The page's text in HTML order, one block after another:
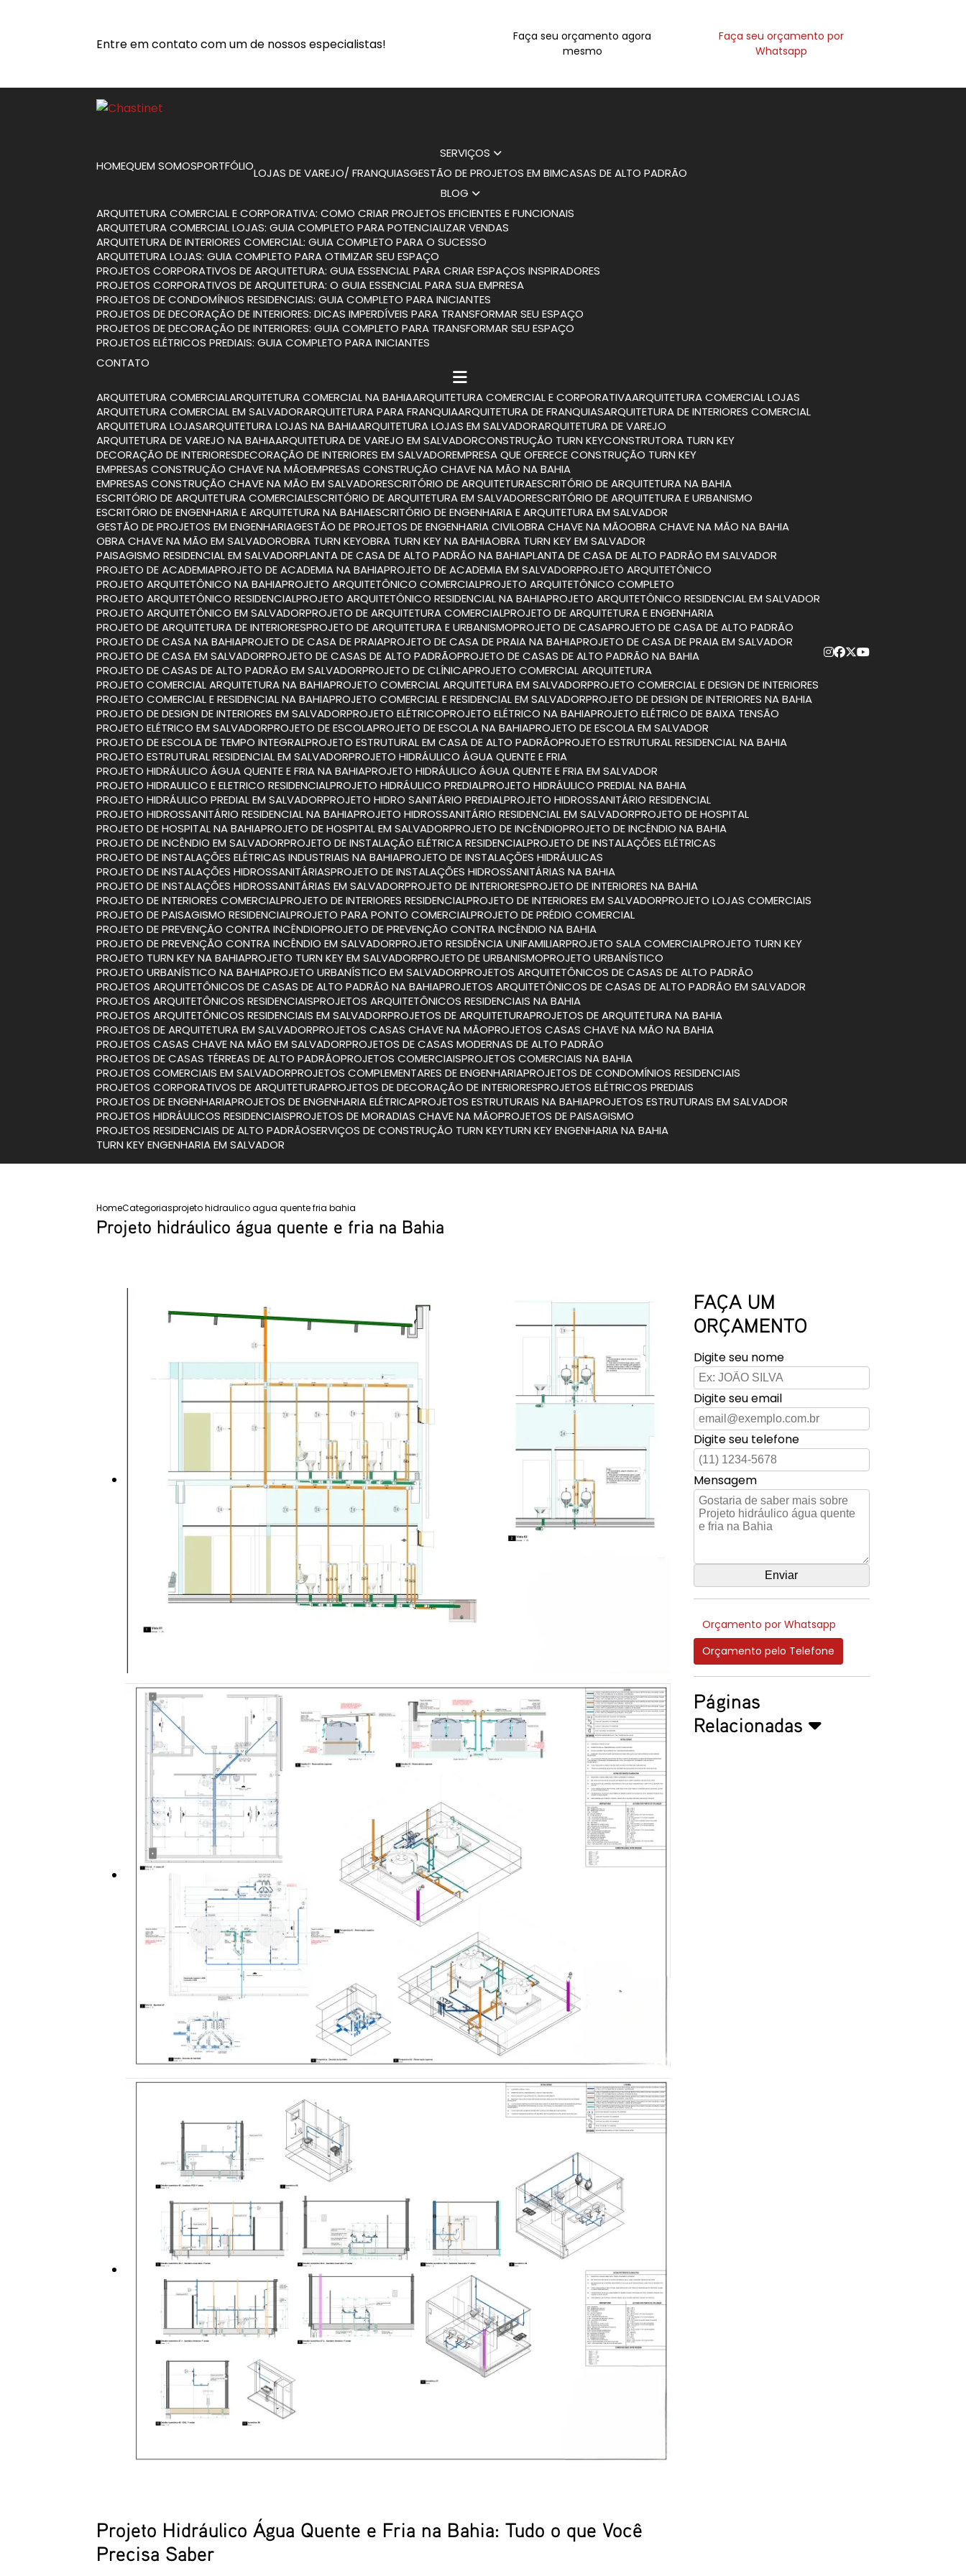
Entre em contato com um de nossos especialistas!
Faça seu orçamento agora
mesmo
Faça seu orçamento por
Whatsapp
HOME QUEM SOMOS PORTFÓLIO
SERVIÇOS
LOJAS DE VAREJO/ FRANQUIAS GESTÃO DE PROJETOS EM BIM CASAS DE ALTO PADRÃO
BLOG
ARQUITETURA COMERCIAL E CORPORATIVA: COMO CRIAR PROJETOS EFICIENTES E FUNCIONAIS
ARQUITETURA COMERCIAL LOJAS: GUIA COMPLETO PARA POTENCIALIZAR VENDAS
ARQUITETURA DE INTERIORES COMERCIAL: GUIA COMPLETO PARA O SUCESSO
ARQUITETURA LOJAS: GUIA COMPLETO PARA OTIMIZAR SEU ESPAÇO
PROJETOS CORPORATIVOS DE ARQUITETURA: GUIA ESSENCIAL PARA CRIAR ESPAÇOS INSPIRADORES
PROJETOS CORPORATIVOS DE ARQUITETURA: O GUIA ESSENCIAL PARA SUA EMPRESA
PROJETOS DE CONDOMÍNIOS RESIDENCIAIS: GUIA COMPLETO PARA INICIANTES
PROJETOS DE DECORAÇÃO DE INTERIORES: DICAS IMPERDÍVEIS PARA TRANSFORMAR SEU ESPAÇO
PROJETOS DE DECORAÇÃO DE INTERIORES: GUIA COMPLETO PARA TRANSFORMAR SEU ESPAÇO
PROJETOS ELÉTRICOS PREDIAIS: GUIA COMPLETO PARA INICIANTES
CONTATO
ARQUITETURA COMERCIAL ARQUITETURA COMERCIAL NA BAHIA ARQUITETURA COMERCIAL E CORPORATIVA ARQUITETURA COMERCIAL LOJAS
ARQUITETURA COMERCIAL EM SALVADOR ARQUITETURA PARA FRANQUIA ARQUITETURA DE FRANQUIAS ARQUITETURA DE INTERIORES COMERCIAL
ARQUITETURA LOJAS ARQUITETURA LOJAS NA BAHIA ARQUITETURA LOJAS EM SALVADOR ARQUITETURA DE VAREJO
ARQUITETURA DE VAREJO NA BAHIA ARQUITETURA DE VAREJO EM SALVADOR CONSTRUÇÃO TURN KEY CONSTRUTORA TURN KEY
DECORAÇÃO DE INTERIORES DECORAÇÃO DE INTERIORES EM SALVADOR EMPRESA QUE OFERECE CONSTRUÇÃO TURN KEY
EMPRESAS CONSTRUÇÃO CHAVE NA MÃO EMPRESAS CONSTRUÇÃO CHAVE NA MÃO NA BAHIA
EMPRESAS CONSTRUÇÃO CHAVE NA MÃO EM SALVADOR ESCRITÓRIO DE ARQUITETURA ESCRITÓRIO DE ARQUITETURA NA BAHIA
ESCRITÓRIO DE ARQUITETURA COMERCIAL ESCRITÓRIO DE ARQUITETURA EM SALVADOR ESCRITÓRIO DE ARQUITETURA E URBANISMO
ESCRITÓRIO DE ENGENHARIA E ARQUITETURA NA BAHIA ESCRITÓRIO DE ENGENHARIA E ARQUITETURA EM SALVADOR
GESTÃO DE PROJETOS EM ENGENHARIA GESTÃO DE PROJETOS DE ENGENHARIA CIVIL OBRA CHAVE NA MÃO OBRA CHAVE NA MÃO NA BAHIA
OBRA CHAVE NA MÃO EM SALVADOR OBRA TURN KEY OBRA TURN KEY NA BAHIA OBRA TURN KEY EM SALVADOR
PAISAGISMO RESIDENCIAL EM SALVADOR PLANTA DE CASA DE ALTO PADRÃO NA BAHIA PLANTA DE CASA DE ALTO PADRÃO EM SALVADOR
PROJETO DE ACADEMIA PROJETO DE ACADEMIA NA BAHIA PROJETO DE ACADEMIA EM SALVADOR PROJETO ARQUITETÔNICO
PROJETO ARQUITETÔNICO NA BAHIA PROJETO ARQUITETÔNICO COMERCIAL PROJETO ARQUITETÔNICO COMPLETO
PROJETO ARQUITETÔNICO RESIDENCIAL PROJETO ARQUITETÔNICO RESIDENCIAL NA BAHIA PROJETO ARQUITETÔNICO RESIDENCIAL EM SALVADOR
PROJETO ARQUITETÔNICO EM SALVADOR PROJETO DE ARQUITETURA COMERCIAL PROJETO DE ARQUITETURA E ENGENHARIA
PROJETO DE ARQUITETURA DE INTERIORES PROJETO DE ARQUITETURA E URBANISMO PROJETO DE CASA PROJETO DE CASA DE ALTO PADRÃO
PROJETO DE CASA NA BAHIA PROJETO DE CASA DE PRAIA PROJETO DE CASA DE PRAIA NA BAHIA PROJETO DE CASA DE PRAIA EM SALVADOR
PROJETO DE CASA EM SALVADOR PROJETO DE CASAS DE ALTO PADRÃO PROJETO DE CASAS DE ALTO PADRÃO NA BAHIA
PROJETO DE CASAS DE ALTO PADRÃO EM SALVADOR PROJETO DE CLÍNICA PROJETO COMERCIAL ARQUITETURA
PROJETO COMERCIAL ARQUITETURA NA BAHIA PROJETO COMERCIAL ARQUITETURA EM SALVADOR PROJETO COMERCIAL E DESIGN DE INTERIORES
PROJETO COMERCIAL E RESIDENCIAL NA BAHIA PROJETO COMERCIAL E RESIDENCIAL EM SALVADOR PROJETO DE DESIGN DE INTERIORES NA BAHIA
PROJETO DE DESIGN DE INTERIORES EM SALVADOR PROJETO ELÉTRICO PROJETO ELÉTRICO NA BAHIA PROJETO ELÉTRICO DE BAIXA TENSÃO
PROJETO ELÉTRICO EM SALVADOR PROJETO DE ESCOLA PROJETO DE ESCOLA NA BAHIA PROJETO DE ESCOLA EM SALVADOR
PROJETO DE ESCOLA DE TEMPO INTEGRAL PROJETO ESTRUTURAL EM CASA DE ALTO PADRÃO PROJETO ESTRUTURAL RESIDENCIAL NA BAHIA
PROJETO ESTRUTURAL RESIDENCIAL EM SALVADOR PROJETO HIDRÁULICO ÁGUA QUENTE E FRIA
PROJETO HIDRÁULICO ÁGUA QUENTE E FRIA NA BAHIA PROJETO HIDRÁULICO ÁGUA QUENTE E FRIA EM SALVADOR
PROJETO HIDRAULICO E ELETRICO RESIDENCIAL PROJETO HIDRÁULICO PREDIAL PROJETO HIDRÁULICO PREDIAL NA BAHIA
PROJETO HIDRÁULICO PREDIAL EM SALVADOR PROJETO HIDRO SANITÁRIO PREDIAL PROJETO HIDROSSANITÁRIO RESIDENCIAL
PROJETO HIDROSSANITÁRIO RESIDENCIAL NA BAHIA PROJETO HIDROSSANITÁRIO RESIDENCIAL EM SALVADOR PROJETO DE HOSPITAL
PROJETO DE HOSPITAL NA BAHIA PROJETO DE HOSPITAL EM SALVADOR PROJETO DE INCÊNDIO PROJETO DE INCÊNDIO NA BAHIA
PROJETO DE INCÊNDIO EM SALVADOR PROJETO DE INSTALAÇÃO ELÉTRICA RESIDENCIAL PROJETO DE INSTALAÇÕES ELÉTRICAS
PROJETO DE INSTALAÇÕES ELÉTRICAS INDUSTRIAIS NA BAHIA PROJETO DE INSTALAÇÕES HIDRÁULICAS
PROJETO DE INSTALAÇÕES HIDROSSANITÁRIAS PROJETO DE INSTALAÇÕES HIDROSSANITÁRIAS NA BAHIA
PROJETO DE INSTALAÇÕES HIDROSSANITÁRIAS EM SALVADOR PROJETO DE INTERIORES PROJETO DE INTERIORES NA BAHIA
PROJETO DE INTERIORES COMERCIAL PROJETO DE INTERIORES RESIDENCIAL PROJETO DE INTERIORES EM SALVADOR PROJETO LOJAS COMERCIAIS
PROJETO DE PAISAGISMO RESIDENCIAL PROJETO PARA PONTO COMERCIAL PROJETO DE PRÉDIO COMERCIAL
PROJETO DE PREVENÇÃO CONTRA INCÊNDIO PROJETO DE PREVENÇÃO CONTRA INCÊNDIO NA BAHIA
PROJETO DE PREVENÇÃO CONTRA INCÊNDIO EM SALVADOR PROJETO RESIDÊNCIA UNIFAMILIAR PROJETO SALA COMERCIAL PROJETO TURN KEY
PROJETO TURN KEY NA BAHIA PROJETO TURN KEY EM SALVADOR PROJETO DE URBANISMO PROJETO URBANÍSTICO
PROJETO URBANÍSTICO NA BAHIA PROJETO URBANÍSTICO EM SALVADOR PROJETOS ARQUITETÔNICOS DE CASAS DE ALTO PADRÃO
PROJETOS ARQUITETÔNICOS DE CASAS DE ALTO PADRÃO NA BAHIA PROJETOS ARQUITETÔNICOS DE CASAS DE ALTO PADRÃO EM SALVADOR
PROJETOS ARQUITETÔNICOS RESIDENCIAIS PROJETOS ARQUITETÔNICOS RESIDENCIAIS NA BAHIA
PROJETOS ARQUITETÔNICOS RESIDENCIAIS EM SALVADOR PROJETOS DE ARQUITETURA PROJETOS DE ARQUITETURA NA BAHIA
PROJETOS DE ARQUITETURA EM SALVADOR PROJETOS CASAS CHAVE NA MÃO PROJETOS CASAS CHAVE NA MÃO NA BAHIA
PROJETOS CASAS CHAVE NA MÃO EM SALVADOR PROJETOS DE CASAS MODERNAS DE ALTO PADRÃO
PROJETOS DE CASAS TÉRREAS DE ALTO PADRÃO PROJETOS COMERCIAIS PROJETOS COMERCIAIS NA BAHIA
PROJETOS COMERCIAIS EM SALVADOR PROJETOS COMPLEMENTARES DE ENGENHARIA PROJETOS DE CONDOMÍNIOS RESIDENCIAIS
PROJETOS CORPORATIVOS DE ARQUITETURA PROJETOS DE DECORAÇÃO DE INTERIORES PROJETOS ELÉTRICOS PREDIAIS
PROJETOS DE ENGENHARIA PROJETOS DE ENGENHARIA ELÉTRICA PROJETOS ESTRUTURAIS NA BAHIA PROJETOS ESTRUTURAIS EM SALVADOR
PROJETOS HIDRÁULICOS RESIDENCIAIS PROJETOS DE MORADIAS CHAVE NA MÃO PROJETOS DE PAISAGISMO
PROJETOS RESIDENCIAIS DE ALTO PADRÃO SERVIÇOS DE CONSTRUÇÃO TURN KEY TURN KEY ENGENHARIA NA BAHIA
TURN KEY ENGENHARIA EM SALVADOR
HomeCategoriasprojeto hidraulico agua quente fria bahia
Projeto hidráulico água quente e fria na Bahia
Projeto Hidráulico Água Quente e Fria na Bahia: Tudo o que Você
Precisa Saber
FAÇA UM
ORÇAMENTO
Digite seu nome
Digite seu email
Digite seu telefone
Mensagem
Orçamento por Whatsapp
Orçamento pelo Telefone
Páginas
Relacionadas